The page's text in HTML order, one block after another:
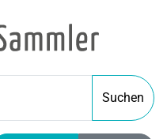
Suchen